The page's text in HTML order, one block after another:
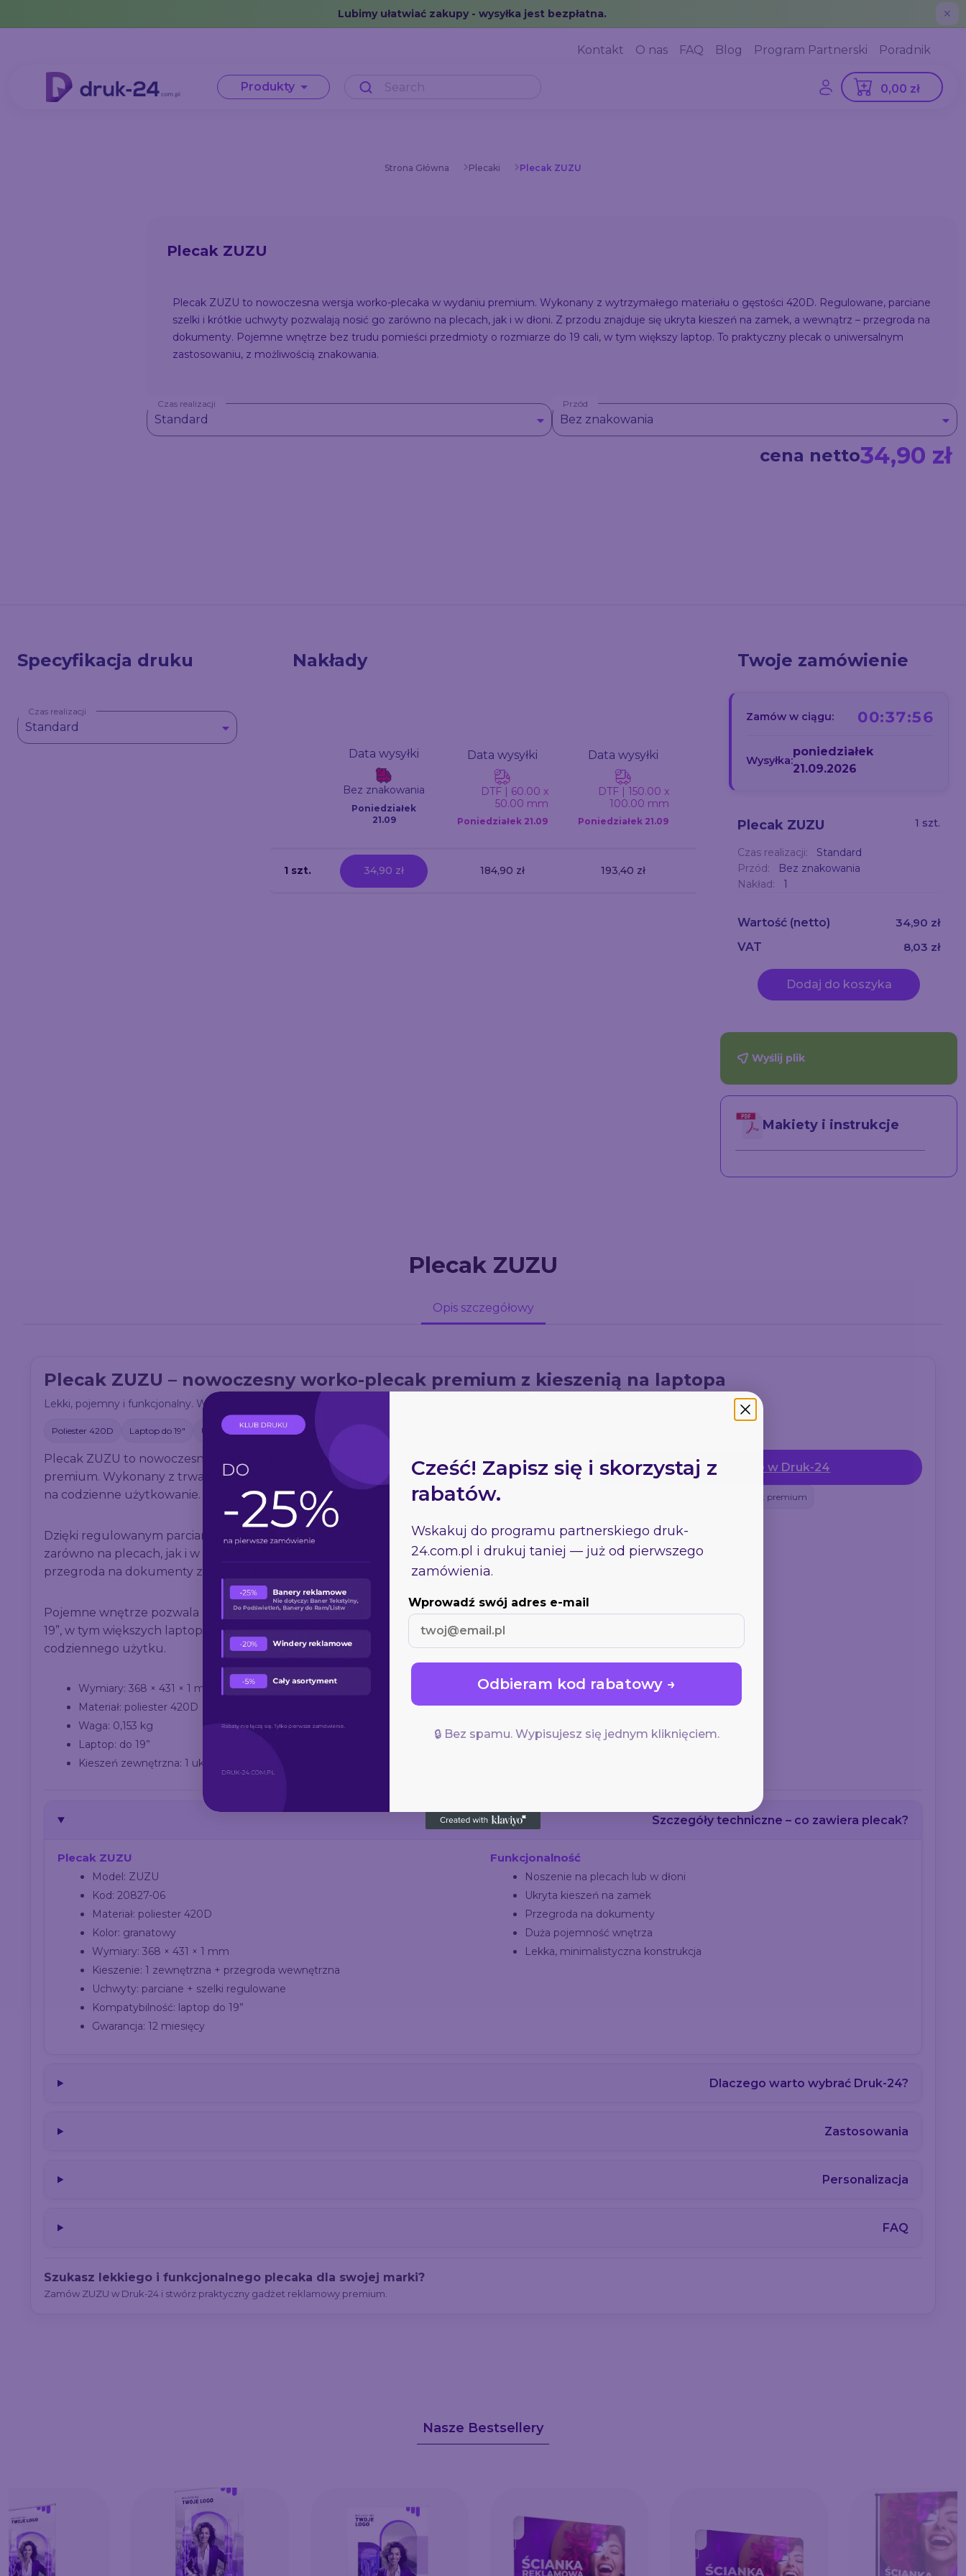
Lubimy ułatwiać zakupy - wysyłka jest bezpłatna. ✕
Kontakt O nas FAQ Blog Program Partnerski Poradnik
Produkty 0,00 zł
Strona Główna Plecaki Plecak ZUZU
Plecak ZUZU
Plecak ZUZU to nowoczesna wersja worko-plecaka w wydaniu premium. Wykonany z wytrzymałego materiału o gęstości 420D. Regulowane, parciane
szelki i krótkie uchwyty pozwalają nosić go zarówno na plecach, jak i w dłoni. Z przodu znajduje się ukryta kieszeń na zamek, a wewnątrz – przegroda na
dokumenty. Pojemne wnętrze bez trudu pomieści przedmioty o rozmiarze do 19 cali, w tym większy laptop. To praktyczny plecak o uniwersalnym
zastosowaniu, z możliwością znakowania.
Czas realizacji
Standard
Przód
Bez znakowania
cena netto34,90 zł
Specyfikacja druku
Czas realizacji
Standard
Nakłady
Data wysyłki
Bez znakowania
Poniedziałek
21.09
Data wysyłki
DTF | 60.00 x
50.00 mm
Poniedziałek 21.09
Data wysyłki
DTF | 150.00 x
100.00 mm
Poniedziałek 21.09
Data wysyłki
DTF | 250.00 x
Poniedziałek21.09
Data wysyłki
Poniedziałek
1 szt. 34,90 zł 184,90 zł 193,40 zł 202,90 zł 212,50 zł
Twoje zamówienie
Zamów w ciągu: 00:37:55
Wysyłka:
poniedziałek
21.09.2026
Plecak ZUZU 1 szt.
Czas realizacji:
Standard
Przód:
Bez znakowania
Nakład:
1
Wartość (netto)
34,90 zł
VAT
8,03 zł
Dodaj do koszyka
Wyślij plik
Makiety i instrukcje
Plecak ZUZU
Opis szczegółowy
Plecak ZUZU – nowoczesny worko-plecak premium z kieszenią na laptopa
Lekki, pojemny i funkcjonalny. Wytrzymały materiał 420D, ukryta kieszeń i miejsce na laptop do 19”.
Poliester 420D Laptop do 19" Ukryta kieszeń Kolor granatowy
Plecak ZUZU to nowoczesna interpretacja klasycznego worko-plecaka w wersji
premium. Wykonany z trwałego poliestru 420D, łączy lekkość z wysoką odpornością
na codzienne użytkowanie.
Dzięki regulowanym parcianym szelkom oraz krótkim uchwytom można go nosić
zarówno na plecach, jak i w dłoni. Ukryta kieszeń na zamek z przodu oraz wewnętrzna
przegroda na dokumenty zwiększają funkcjonalność i wygodę organizacji.
Pojemne wnętrze pozwala na bezpieczne przenoszenie przedmiotów o przekątnej do
19”, w tym większych laptopów. To uniwersalny plecak idealny do pracy, szkoły i
codziennego użytku.
Wymiary: 368 × 431 × 1 mm
Materiał: poliester 420D
Waga: 0,153 kg
Laptop: do 19”
Kieszeń zewnętrzna: 1 ukryta
Zamów online w Druk-24
Gadżet premium
Szczegóły techniczne – co zawiera plecak?
Plecak ZUZU
Model: ZUZU
Kod: 20827-06
Materiał: poliester 420D
Kolor: granatowy
Wymiary: 368 × 431 × 1 mm
Kieszenie: 1 zewnętrzna + przegroda wewnętrzna
Uchwyty: parciane + szelki regulowane
Kompatybilność: laptop do 19”
Gwarancja: 12 miesięcy
Funkcjonalność
Noszenie na plecach lub w dłoni
Ukryta kieszeń na zamek
Przegroda na dokumenty
Duża pojemność wnętrza
Lekka, minimalistyczna konstrukcja
Dlaczego warto wybrać Druk-24?
Zastosowania
Personalizacja
FAQ
Szukasz lekkiego i funkcjonalnego plecaka dla swojej marki?
Zamów ZUZU w Druk-24 i stwórz praktyczny gadżet reklamowy premium.
Nasze Bestsellery
Cześć! Zapisz się i skorzystaj z
rabatów.
Wskakuj do programu partnerskiego druk-
24.com.pl i drukuj taniej — już od pierwszego
zamówienia.
Wprowadź swój adres e-mail
Odbieram kod rabatowy →
🔒 Bez spamu. Wypisujesz się jednym kliknięciem.